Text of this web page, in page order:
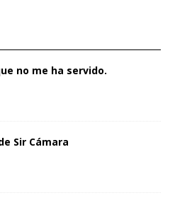
no me ha servido.
Sir Cámara